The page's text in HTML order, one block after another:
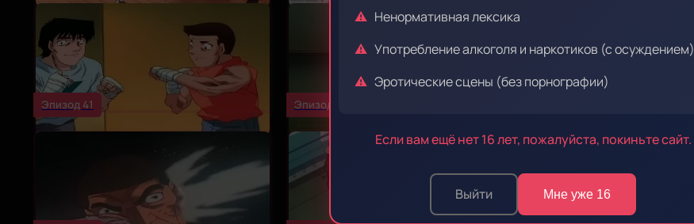
Ненормативная лексика
Употребление алкоголя и наркотиков (с осуждением)
Эротические сцены (без порнографии)
Если вам ещё нет 16 лет, пожалуйста, покиньте сайт.
Выйти Мне уже 16
Эпизод 41 Эпизод 42